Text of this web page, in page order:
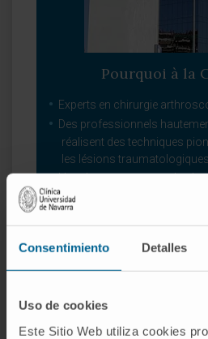
Consentimiento Detalles
Uso de cookies
Este Sitio Web utiliza cookies
Pourquoi à la
Experts en chirurgie
Des professionnels
réalisent des techniques
les lésions traumatologiques.
L’un des centres ayant la
dans les tumeurs osseuses.
Notre Département de